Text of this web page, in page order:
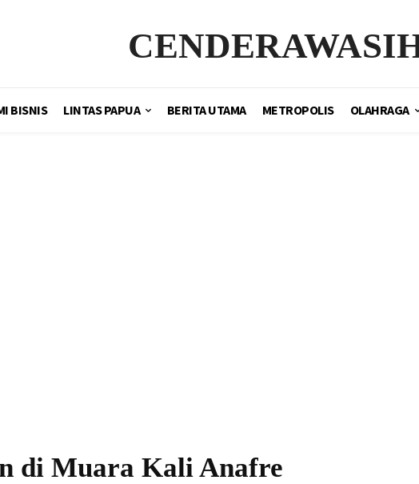
BISNIS LINTAS PAPUA BERITA UTAMA METROPOLIS OLAHRAGA
di Muara Kali Anafre